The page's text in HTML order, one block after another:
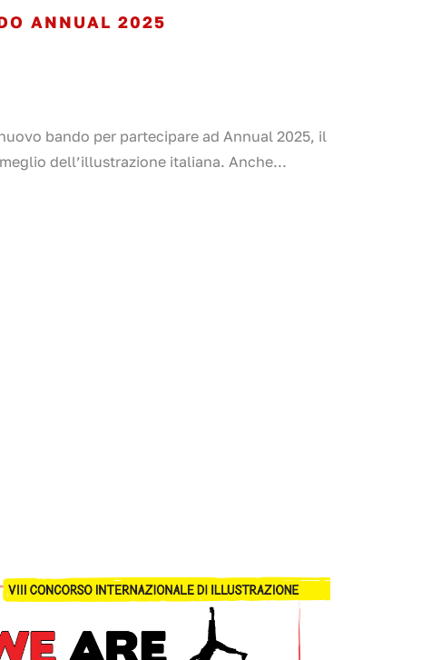
ANNUAL 2025
bando per partecipare ad Annual 2025, il
dell’illustrazione italiana. Anche...